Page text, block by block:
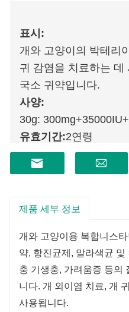
표시:
개와 고양이의 박테리
귀 감염을 치료하는 데
국소 귀약입니다.
사양:
30g:
유효기간:2연령
제품 세부 정보
개와 고양이용 복합니스
약, 항진균제, 말라색균
충 기생충, 가려움증 등의
니다. 개 외이염 치료, 개
사용됩니다.